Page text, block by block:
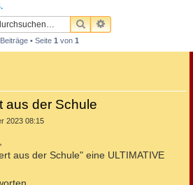
SUCHEERWEITERTE
• Seite 1 von 1
aus der Schule
2023 08:15
aus der Schule" eine ULTIMATIVE